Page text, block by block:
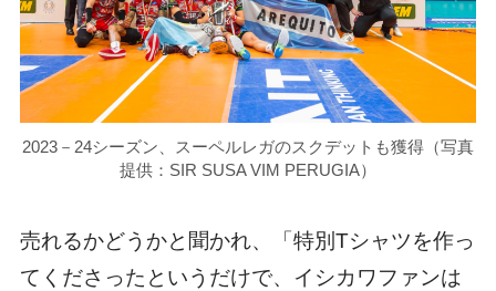
2023－24シーズン、スーペルレガのスクデットも獲得（写真
提供：SIR SUSA VIM PERUGIA）
売れるかどうかと聞かれ、「特別Tシャツを作っ
てくださったというだけで、イシカワファンは